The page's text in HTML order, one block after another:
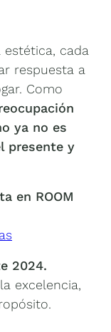
cada
respuesta a
Como
ya no es
presente y
en ROOM
2024.
excelencia,